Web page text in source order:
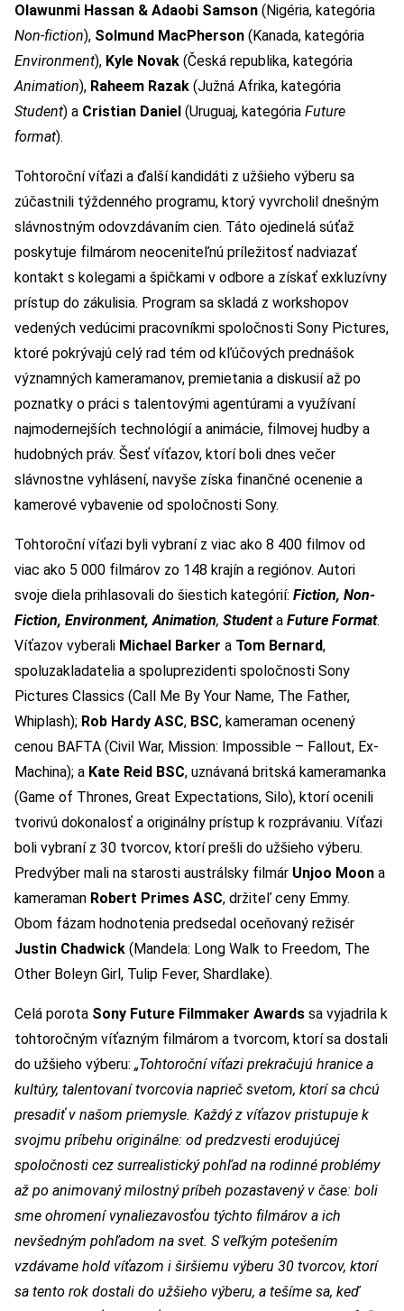
Olawunmi Hassan & Adaobi Samson (Nigéria, kategória
Non-fiction), Solmund MacPherson (Kanada, kategória
Environment), Kyle Novak (Česká republika, kategória
Animation), Raheem Razak (Južná Afrika, kategória
Student) a Cristian Daniel (Uruguaj, kategória Future
format).
Tohtoroční víťazi a ďalší kandidáti z užšieho výberu sa
zúčastnili týždenného programu, ktorý vyvrcholil dnešným
slávnostným odovzdávaním cien. Táto ojedinelá súťaž
poskytuje filmárom neoceniteľnú príležitosť nadviazať
kontakt s kolegami a špičkami v odbore a získať exkluzívny
prístup do zákulisia. Program sa skladá z workshopov
vedených vedúcimi pracovníkmi spoločnosti Sony Pictures,
ktoré pokrývajú celý rad tém od kľúčových prednášok
významných kameramanov, premietania a diskusií až po
poznatky o práci s talentovými agentúrami a využívaní
najmodernejších technológií a animácie, filmovej hudby a
hudobných práv. Šesť víťazov, ktorí boli dnes večer
slávnostne vyhlásení, navyše získa finančné ocenenie a
kamerové vybavenie od spoločnosti Sony.
Tohtoroční víťazi byli vybraní z viac ako 8 400 filmov od
viac ako 5 000 filmárov zo 148 krajín a regiónov. Autori
svoje diela prihlasovali do šiestich kategórií: Fiction, Non-
Fiction, Environment, Animation, Studenta Future Format.
Víťazov vyberali Michael Barker a Tom Bernard,
spoluzakladatelia a spoluprezidenti spoločnosti Sony
Pictures Classics (Call Me By Your Name, The Father,
Whiplash); Rob Hardy ASC, BSC, kameraman ocenený
cenou BAFTA (Civil War, Mission: Impossible – Fallout, Ex-
Machina); a Kate Reid BSC, uznávaná britská kameramanka
(Game of Thrones, Great Expectations, Silo), ktorí ocenili
tvorivú dokonalosť a originálny prístup k rozprávaniu. Víťazi
boli vybraní z 30 tvorcov, ktorí prešli do užšieho výberu.
Predvýber mali na starosti austrálsky filmár Unjoo Moon a
kameraman Robert Primes ASC, držiteľ ceny Emmy.
Obom fázam hodnotenia predsedal oceňovaný režisér
Justin Chadwick (Mandela: Long Walk to Freedom, The
Other Boleyn Girl, Tulip Fever, Shardlake).
Celá porota Sony Future Filmmaker Awards sa vyjadrila k
tohtoročným víťazným filmárom a tvorcom, ktorí sa dostali
do užšieho výberu: „Tohtoroční víťazi prekračujú hranice a
kultúry, talentovaní tvorcovia naprieč svetom, ktorí sa chcú
presadiť v našom priemysle. Každý z víťazov pristupuje k
svojmu príbehu originálne: od predzvesti erodujúcej
spoločnosti cez surrealistický pohľad na rodinné problémy
až po animovaný milostný príbeh pozastavený v čase: boli
sme ohromení vynaliezavosťou týchto filmárov a ich
nevšedným pohľadom na svet. S veľkým potešením
vzdávame hold víťazom i širšiemu výberu 30 tvorcov, ktorí
sa tento rok dostali do užšieho výberu, a tešíme sa, keď